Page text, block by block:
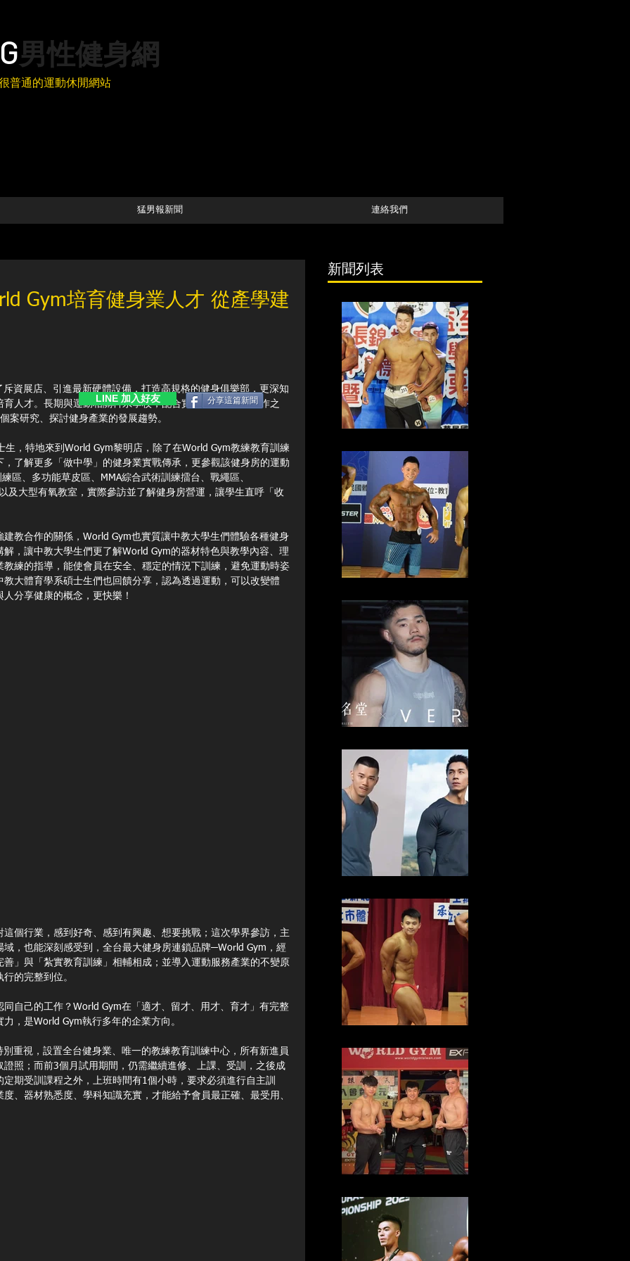
男性健身網
普通的運動休閒網站
猛男報新聞 連絡我們
Gym培育健身業人才 從產學建
資展店、引進最新硬體設備，打造高規格的健身俱樂部，更深知
人才。長期與運動相關科系學校，配合實務交流、建教合作之
案研究、探討健身產業的發展趨勢。
，特地來到World Gym黎明店，除了在World Gym教練教育訓練
了解更多「做中學」的健身業實戰傳承，更參觀該健身房的運動
區、多功能草皮區、MMA綜合武術訓練擂台、戰繩區、
及大型有氧教室，實際參訪並了解健身房營運，讓學生直呼「收
教合作的關係，World Gym也實質讓中教大學生們體驗各種健身
，讓中教大學生們更了解World Gym的器材特色與教學內容、理
練的指導，能使會員在安全、穩定的情況下訓練，避免運動時姿
大體育學系碩士生們也回饋分享，認為透過運動，可以改變體
分享健康的概念，更快樂！
個行業，感到好奇、感到有興趣、想要挑戰；這次學界參訪，主
，也能深刻感受到，全台最大健身房連鎖品牌─World Gym，經
」與「紮實教育訓練」相輔相成；並導入運動服務產業的不變原
的完整到位。
自己的工作？World Gym在「適才、留才、用才、育才」有完整
，是World Gym執行多年的企業方向。
重視，設置全台健身業、唯一的教練教育訓練中心，所有新進員
照；而前3個月試用期間，仍需繼續進修、上課、受訓，之後成
期受訓課程之外，上班時間有1個小時，要求必須進行自主訓
、器材熟悉度、學科知識充實，才能給予會員最正確、最受用、
分享這篇新聞
LINE 加入好友
新聞列表